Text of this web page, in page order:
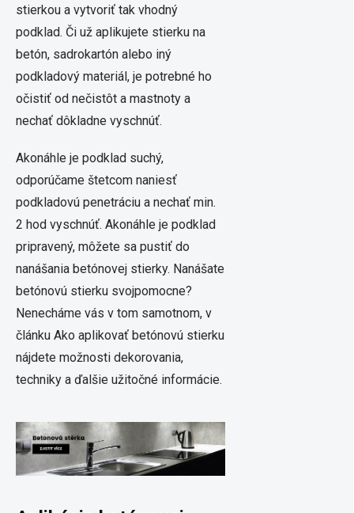
stierkou a vytvoriť tak vhodný
podklad. Či už aplikujete stierku na
betón, sadrokartón alebo iný
podkladový materiál, je potrebné ho
očistiť od nečistôt a mastnoty a
nechať dôkladne vyschnúť.
Akonáhle je podklad suchý,
odporúčame štetcom naniesť
podkladovú penetráciu a nechať min.
2 hod vyschnúť. Akonáhle je podklad
pripravený, môžete sa pustiť do
nanášania betónovej stierky. Nanášate
betónovú stierku svojpomocne?
Nenecháme vás v tom samotnom, v
článku Ako aplikovať betónovú stierku
nájdete možnosti dekorovania,
techniky a ďalšie užitočné informácie.